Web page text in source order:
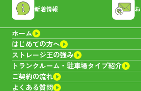
新着情報
ホーム
はじめての方へ
ストレージ王の強み
トランクルーム・ 駐車場タイプ紹介
ご契約の流れ
よくある質問